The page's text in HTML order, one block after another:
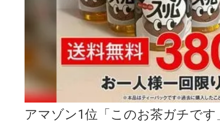
アマゾン1位「このお茶ガチです